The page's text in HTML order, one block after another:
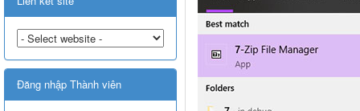
Đăng nhập Thành viên